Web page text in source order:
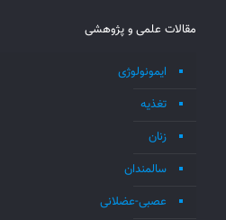
مقالات علمی و پژوهشی
ایمونولوژی
تغذیه
زنان
سالمندان
عصبی-عضلانی